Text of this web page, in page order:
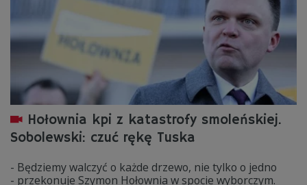
Hołownia kpi z katastrofy smoleńskiej.
Sobolewski: czuć rękę Tuska
- Będziemy walczyć o każde drzewo, nie tylko o jedno
- przekonuje Szymon Hołownia w spocie wyborczym.